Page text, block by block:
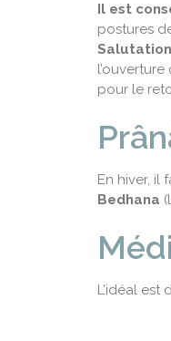
Il est
postures
pour le
En hiver, il
Bedhana
L’idéal